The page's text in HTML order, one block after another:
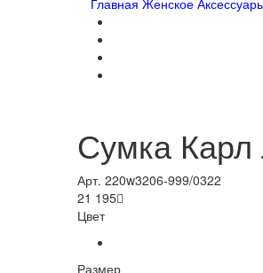
Главная Женское
Сумка
Арт. 220w3206-999/0322
21 195
Цвет
Размер